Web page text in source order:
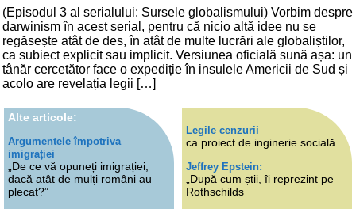
(Episodul 3 al serialului: Sursele globalismului) Vorbim despre
darwinism în acest serial, pentru că nicio altă idee nu se
regăsește atât de des, în atât de multe lucrări ale globaliștilor,
ca subiect explicit sau implicit. Versiunea oficială sună așa: un
tânăr cercetător face o expediție în insulele Americii de Sud și
acolo are revelația legii […]
Alte articole:
Argumentele împotriva
imigrației
„De ce vă opuneți imigrației,
dacă atât de mulți români au
plecat?”
Legile cenzurii
ca proiect de inginerie socială
Jeffrey Epstein:
„După cum știi, îi reprezint pe
Rothschilds